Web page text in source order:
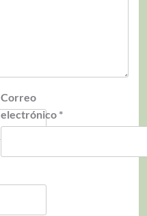
Correo
electrónico *